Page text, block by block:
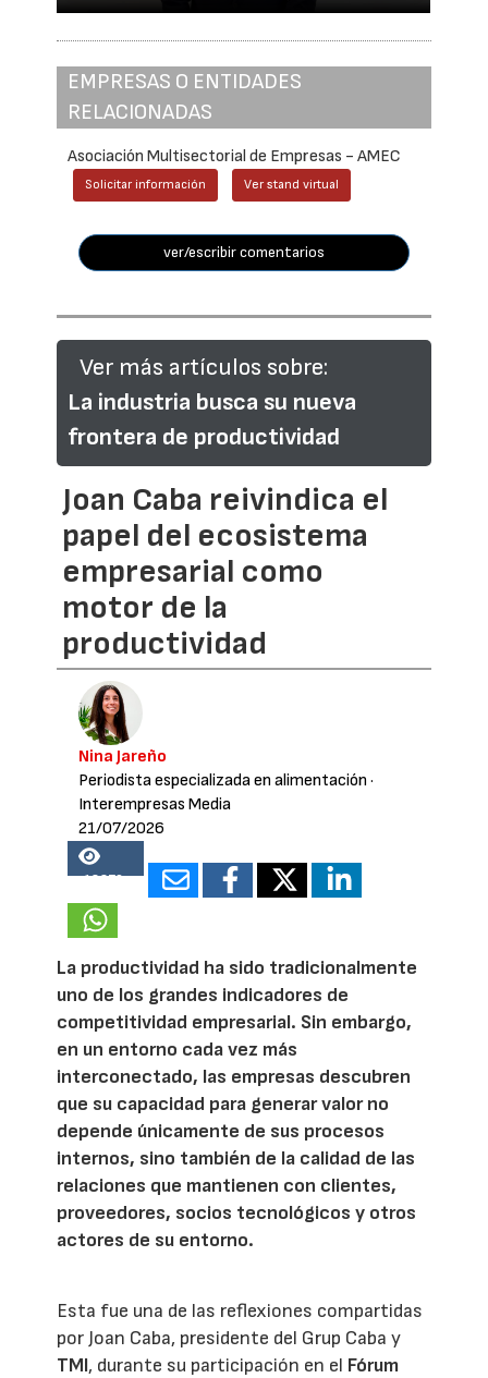
EMPRESAS O ENTIDADES
RELACIONADAS
Asociación Multisectorial de Empresas - AMEC
Solicitar información Ver stand virtual
ver/escribir comentarios
Ver más artículos sobre:
La industria busca su nueva
frontera de productividad
Joan Caba reivindica el
papel del ecosistema
empresarial como
motor de la
productividad
Nina Jareño
Periodista especializada en alimentación ·
Interempresas Media
21/07/2026
18279
La productividad ha sido tradicionalmente
uno de los grandes indicadores de
competitividad empresarial. Sin embargo,
en un entorno cada vez más
interconectado, las empresas descubren
que su capacidad para generar valor no
depende únicamente de sus procesos
internos, sino también de la calidad de las
relaciones que mantienen con clientes,
proveedores, socios tecnológicos y otros
actores de su entorno.
Esta fue una de las reflexiones compartidas
por Joan Caba, presidente del Grup Caba y
TMI, durante su participación en el Fórum